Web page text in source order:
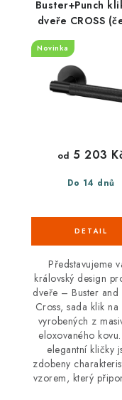
Buster+Punch
dveře CROSS
Novinka
Do 14 dnů
od 5 203
Představujeme
královský design
dveře – Buster and
Cross, sada klik
vyrobených z
eloxovaného
elegantní kličky
zdobeny
vzorem, který